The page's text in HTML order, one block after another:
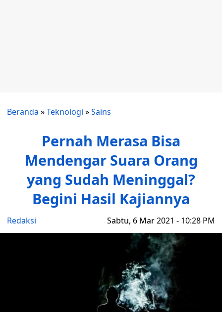
Beranda »Teknologi »Sains
Pernah Merasa Bisa
Mendengar Suara Orang
yang Sudah Meninggal?
Begini Hasil Kajiannya
Redaksi Sabtu, 6 Mar 2021 - 10:28 PM